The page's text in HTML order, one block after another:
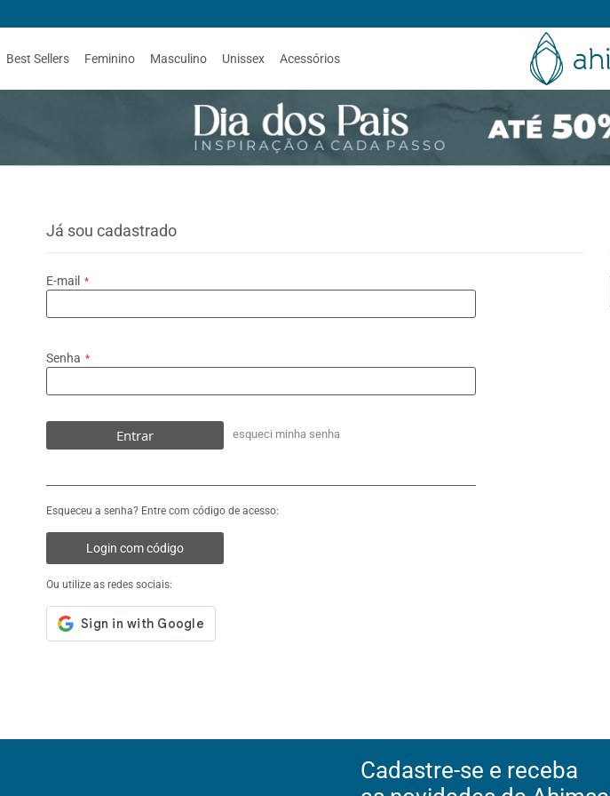
Best Sellers Feminino Masculino Unissex Acessórios
Já sou cadastrado
E-mail
Senha
Entrar esqueci minha senha
Esqueceu a senha? Entre com código de acesso:
Login com código
Ou utilize as redes sociais:
Cadastre-se e receba